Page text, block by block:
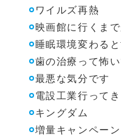
ワイルズ再熱
映画館に行くま
睡眠環境変わる
歯の治療って怖
最悪な気分です
電設工業行って
キングダム
増量キャンペー